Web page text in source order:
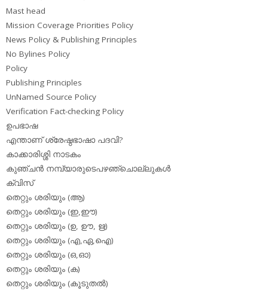
Mast head
Mission Coverage Priorities Policy
News Policy & Publishing Principles
No Bylines Policy
Policy
Publishing Principles
UnNamed Source Policy
Verification Fact-checking Policy
ഉപഭാഷ
എന്താണ് ശ്രേഷ്ഠഭാഷാ പദവി?
കാക്കാരിശ്ശി നാടകം
കുഞ്ചന്‍ നമ്പ്യാരുടെപഴഞ്ചൊല്ലുകള്‍
ക്വിസ്
തെറ്റും ശരിയും (ആ)
തെറ്റും ശരിയും (ഇ,ഈ)
തെറ്റും ശരിയും (ഉ, ഊ, ഋ)
തെറ്റും ശരിയും (എ,ഏ,ഐ)
തെറ്റും ശരിയും (ഒ,ഓ)
തെറ്റും ശരിയും (ക)
തെറ്റും ശരിയും (കൂടുതല്‍)